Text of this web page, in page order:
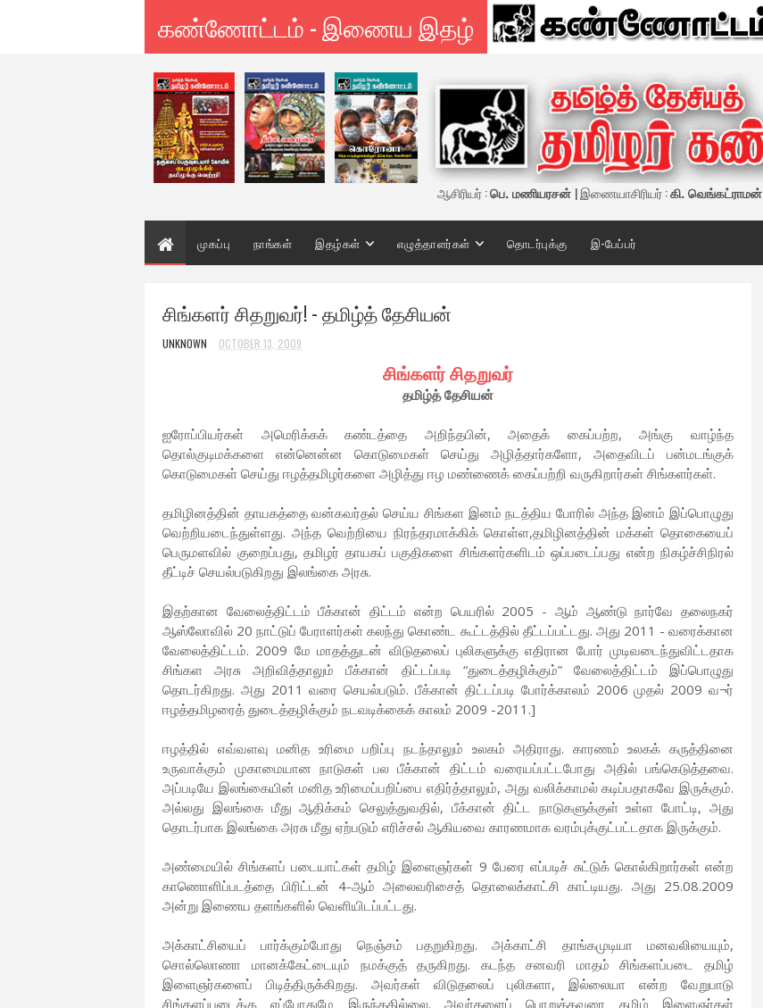
கண்ணோட்டம் - இணைய இதழ்
ஆசிரியர் :பெ. மணியரசன் | இணையாசிரியர் :கி. வெங்கட்ராமன்
முகப்பு நாங்கள் இதழ்கள் எழுத்தாளர்கள் தொடர்புக்கு இ-பேப்பர்
சிங்களர் சிதறுவர்! - தமிழ்த் தேசியன்
UNKNOWN OCTOBER 13, 2009
சிங்களர் சிதறுவர்
தமிழ்த் தேசியன்
ஐரோப்பியர்கள் அமெரிக்கக் கண்டத்தை அறிந்தபின், அதைக் கைப்பற்ற, அங்கு வாழ்ந்த
தொல்குடிமக்களை என்னென்ன கொடுமைகள் செய்து அழித்தார்களோ, அதைவிடப் பன்மடங்குக்
கொடுமைகள் செய்து ஈழத்தமிழர்களை அழித்து ஈழ மண்ணைக் கைப்பற்றி வருகிறார்கள் சிங்களர்கள்.
தமிழினத்தின் தாயகத்தை வன்கவர்தல் செய்ய சிங்கள இனம் நடத்திய போரில் அந்த இனம் இப்பொழுது
வெற்றியடைந்துள்ளது. அந்த வெற்றியை நிரந்தரமாக்கிக் கொள்ள,தமிழினத்தின் மக்கள் தொகையைப்
பெருமளவில் குறைப்பது, தமிழர் தாயகப் பகுதிகளை சிங்களர்களிடம் ஒப்படைப்பது என்ற நிகழ்ச்சிநிரல்
தீட்டிச் செயல்படுகிறது இலங்கை அரசு.
இதற்கான வேலைத்திட்டம் பீக்கான் திட்டம் என்ற பெயரில் 2005 - ஆம் ஆண்டு நார்வே தலைநகர்
ஆஸ்லோவில் 20 நாட்டுப் பேராளர்கள் கலந்து கொண்ட கூட்டத்தில் தீட்டப்பட்டது. அது 2011 - வரைக்கான
வேலைத்திட்டம். 2009 மே மாதத்துடன் விடுதலைப் புலிகளுக்கு எதிரான போர் முடிவடைந்துவிட்டதாக
சிங்கள அரசு அறிவித்தாலும் பீக்கான் திட்டப்படி “துடைத்தழிக்கும்” வேலைத்திட்டம் இப்பொழுது
தொடர்கிறது. அது 2011 வரை செயல்படும். பீக்கான் திட்டப்படி போர்க்காலம் 2006 முதல் 2009 வ¬ர்
ஈழத்தமிழரைத் துடைத்தழிக்கும் நடவடிக்கைக் காலம் 2009 -2011.]
ஈழத்தில் எவ்வளவு மனித உரிமை பறிப்பு நடந்தாலும் உலகம் அதிராது. காரணம் உலகக் கருத்தினை
உருவாக்கும் முகாமையான நாடுகள் பல பீக்கான் திட்டம் வரையப்பட்டபோது அதில் பங்கெடுத்தவை.
அப்படியே இலங்கையின் மனித உரிமைப்பறிப்பை எதிர்த்தாலும், அது வலிக்காமல் கடிப்பதாகவே இருக்கும்.
அல்லது இலங்கை மீது ஆதிக்கம் செலுத்துவதில், பீக்கான் திட்ட நாடுகளுக்குள் உள்ள போட்டி, அது
தொடர்பாக இலங்கை அரசு மீது ஏற்படும் எரிச்சல் ஆகியவை காரணமாக வரம்புக்குட்பட்டதாக இருக்கும்.
அண்மையில் சிங்களப் படையாட்கள் தமிழ் இளைஞர்கள் 9 பேரை எப்படிச் சுட்டுக் கொல்கிறார்கள் என்ற
காணொளிப்படத்தை பிரிட்டன் 4-ஆம் அலைவரிசைத் தொலைக்காட்சி காட்டியது. அது 25.08.2009
அன்று இணைய தளங்களில் வெளியிடப்பட்டது.
அக்காட்சியைப் பார்க்கும்போது நெஞ்சம் பதறுகிறது. அக்காட்சி தாங்கமுடியா மனவலியையும்,
சொல்லொணா மானக்கேட்டையும் நமக்குத் தருகிறது. கடந்த சனவரி மாதம் சிங்களப்படை தமிழ்
இளைஞர்களைப் பிடித்திருக்கிறது. அவர்கள் விடுதலைப் புலிகளா, இல்லையா என்ற வேறுபாடு
சிங்களப்படைக்கு எப்போதுமே இருந்ததில்லை. அவர்களைப் பொறுத்தவரை தமிழ் இளைஞர்கள்